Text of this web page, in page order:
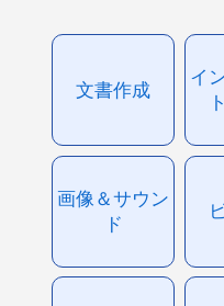
文書作成
イ
画像＆サウン
ド